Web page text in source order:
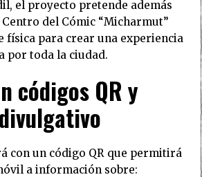
el proyecto pretende además
del Cómic “Micharmut”
física para crear una experiencia
por toda la ciudad.
códigos QR y
con un código QR que permitirá
a información sobre: